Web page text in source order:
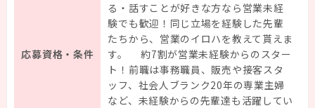
応募資格・条件
る・話すことが好きな方なら営業未経
験でも歓迎！同じ立場を経験した先輩
たちから、営業のイロハを教えて貰えま
す。 約7割が営業未経験からのスター
ト！前職は事務職員、販売や接客スタ
ッフ、社会人ブランク20年の専業主婦
など、未経験からの先輩達も活躍してい